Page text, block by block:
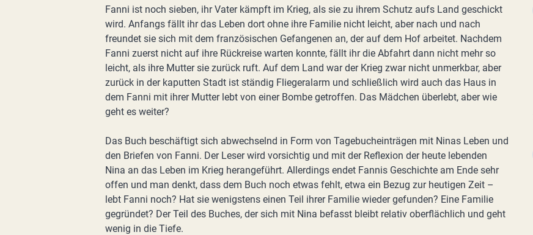
Fanni ist noch sieben, ihr Vater kämpft im Krieg, als sie zu ihrem Schutz aufs Land geschickt
wird. Anfangs fällt ihr das Leben dort ohne ihre Familie nicht leicht, aber nach und nach
freundet sie sich mit dem französischen Gefangenen an, der auf dem Hof arbeitet. Nachdem
Fanni zuerst nicht auf ihre Rückreise warten konnte, fällt ihr die Abfahrt dann nicht mehr so
leicht, als ihre Mutter sie zurück ruft. Auf dem Land war der Krieg zwar nicht unmerkbar, aber
zurück in der kaputten Stadt ist ständig Fliegeralarm und schließlich wird auch das Haus in
dem Fanni mit ihrer Mutter lebt von einer Bombe getroffen. Das Mädchen überlebt, aber wie
geht es weiter?
Das Buch beschäftigt sich abwechselnd in Form von Tagebucheinträgen mit Ninas Leben und
den Briefen von Fanni. Der Leser wird vorsichtig und mit der Reflexion der heute lebenden
Nina an das Leben im Krieg herangeführt. Allerdings endet Fannis Geschichte am Ende sehr
offen und man denkt, dass dem Buch noch etwas fehlt, etwa ein Bezug zur heutigen Zeit –
lebt Fanni noch? Hat sie wenigstens einen Teil ihrer Familie wieder gefunden? Eine Familie
gegründet? Der Teil des Buches, der sich mit Nina befasst bleibt relativ oberflächlich und geht
wenig in die Tiefe.